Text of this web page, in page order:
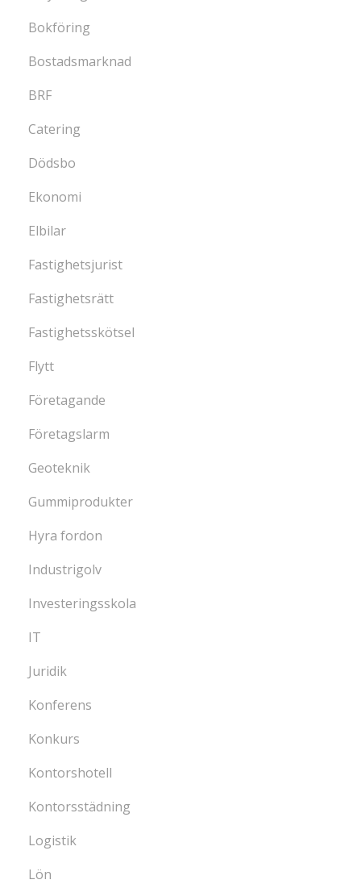
Bokföring
Bostadsmarknad
BRF
Catering
Dödsbo
Ekonomi
Elbilar
Fastighetsjurist
Fastighetsrätt
Fastighetsskötsel
Flytt
Företagande
Företagslarm
Geoteknik
Gummiprodukter
Hyra fordon
Industrigolv
Investeringsskola
IT
Juridik
Konferens
Konkurs
Kontorshotell
Kontorsstädning
Logistik
Lön